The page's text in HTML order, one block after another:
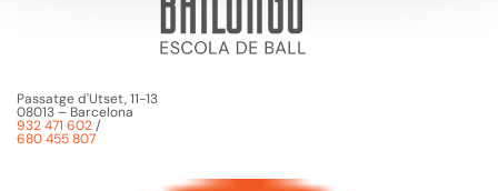
Passatge d'Utset, 11-13
08013 – Barcelona
932 471 602/
680 455 807